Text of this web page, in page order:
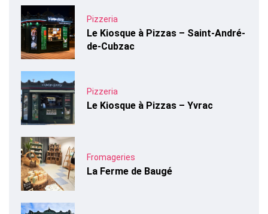
Pizzeria
Le Kiosque à Pizzas – Saint-André-
de-Cubzac
Pizzeria
Le Kiosque à Pizzas – Yvrac
Fromageries
La Ferme de Baugé